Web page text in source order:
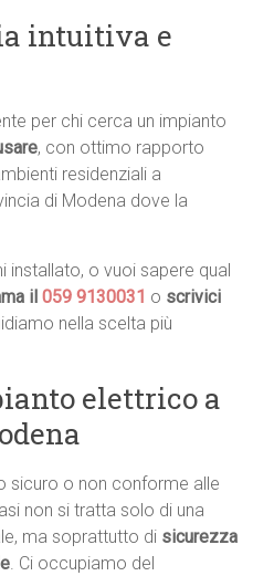
intuitiva e
per chi cerca un impianto
, con ottimo rapporto
residenziali a
di Modena dove la
installato, o vuoi sapere qual
il059 9130031 o scrivici
nella scelta più
elettrico a
sicuro o non conforme alle
non si tratta solo di una
ma soprattutto di sicurezza
. Ci occupiamo del